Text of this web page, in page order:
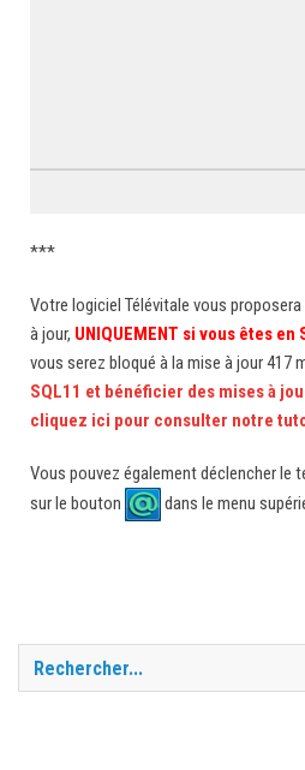
***
Votre logiciel Télévitale vous
à jour, UNIQUEMENT si vous êtes en
vous serez bloqué à la mise à jour 417
SQL11 et bénéficier des mises à
cliquez ici pour consulter notre
Vous pouvez également déclencher le
sur le bouton
dans le menu